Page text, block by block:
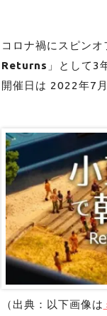
コロナ禍にスピン
Returns 」として3
開催日は 2022年7
（出典：以下画像は